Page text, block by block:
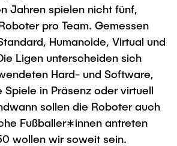
Jahren spielen nicht fünf,
pro Team. Gemessen
Humanoide, Virtual und
Ligen unterscheiden sich
Hard- und Software,
Spiele in Präsenz oder virtuell
sollen die Roboter auch
Fußballer∗innen antreten
wollen wir soweit sein.